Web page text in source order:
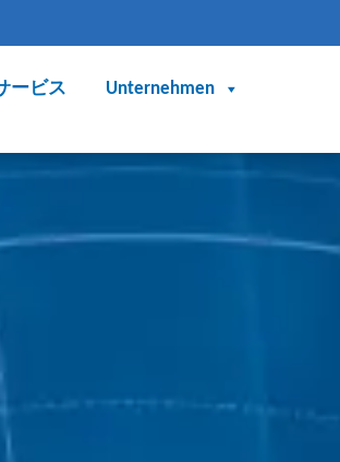
ービス Unternehmen